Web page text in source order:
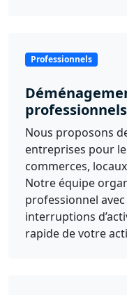
Professionnels
professionnels
Nous proposons
entreprises pour
commerces,
Notre équipe
professionnel
interruptions
rapide de votre